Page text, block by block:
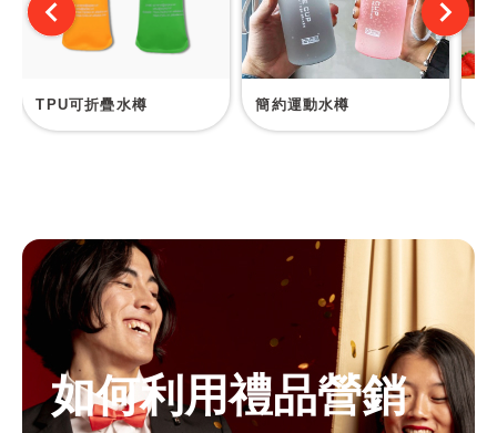
TPU可折疊水樽 簡約運動水樽
如何利用禮品營銷